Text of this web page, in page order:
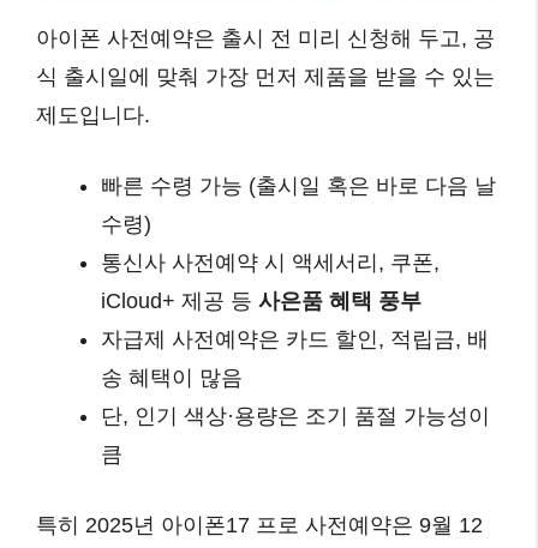
아이폰 사전예약은 출시 전 미리 신청해 두고, 공
식 출시일에 맞춰 가장 먼저 제품을 받을 수 있는
제도입니다.
빠른 수령 가능 (출시일 혹은 바로 다음 날
수령)
통신사 사전예약 시 액세서리, 쿠폰,
iCloud+ 제공 등 사은품 혜택 풍부
자급제 사전예약은 카드 할인, 적립금, 배
송 혜택이 많음
단, 인기 색상·용량은 조기 품절 가능성이
큼
특히 2025년 아이폰17 프로 사전예약은 9월 12